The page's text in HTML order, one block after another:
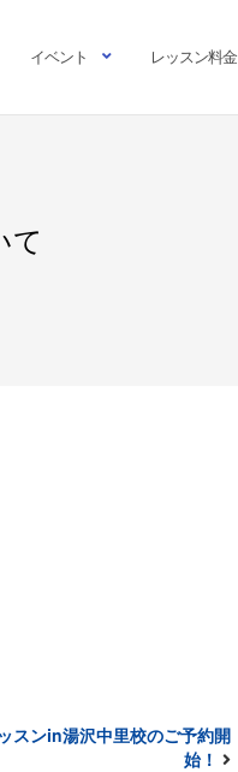
イベント レッスン料金
て
スンin湯沢中里校のご予約開
始！